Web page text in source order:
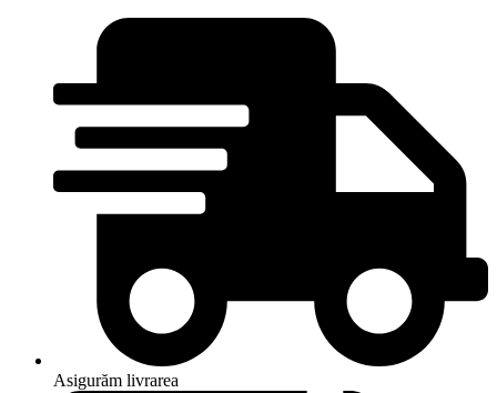
Asigurăm livrarea